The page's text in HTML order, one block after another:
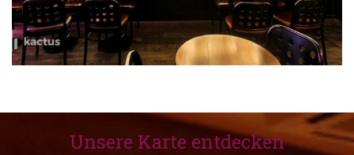
Unsere Karte entdecken